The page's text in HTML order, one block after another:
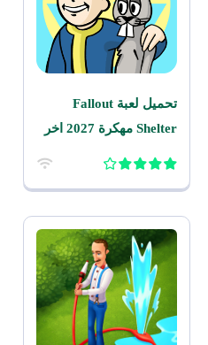
تحميل لعبة Fallout
Shelter مهكرة 2027 اخر